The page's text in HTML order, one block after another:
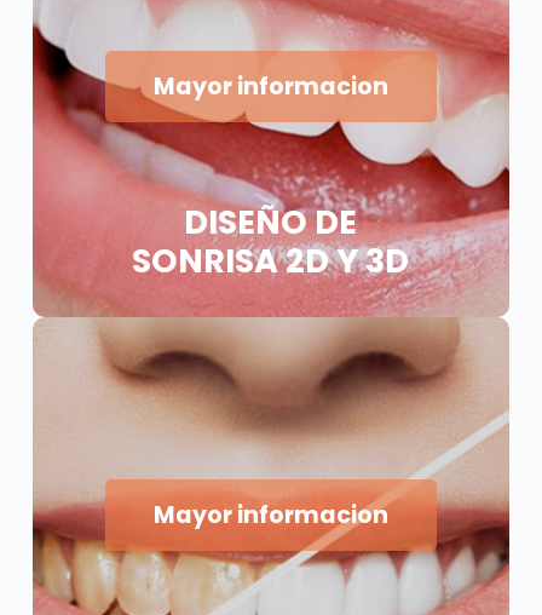
Mayor informacion
DISEÑO DE
SONRISA 2D Y 3D
Mayor informacion